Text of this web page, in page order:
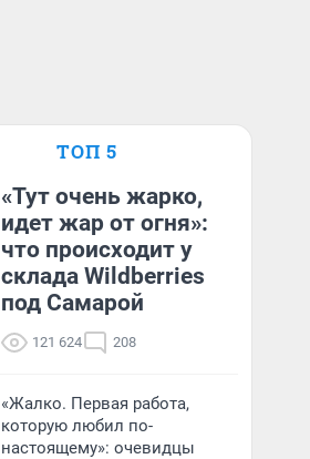
ТОП 5
«Тут очень жарко,
идет жар от огня»:
что происходит у
склада Wildberries
под Самарой
121 624 208
«Жалко. Первая работа,
которую любил по-
настоящему»: очевидцы